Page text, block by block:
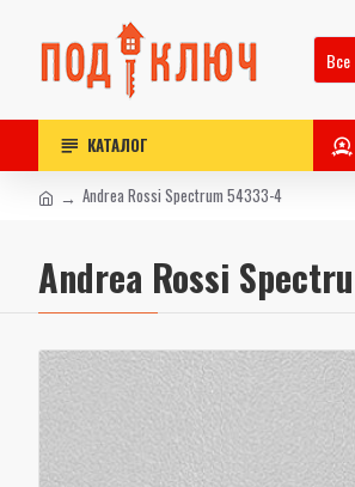
Все
КАТАЛОГ
Andrea Rossi Spectrum 54333-4
Andrea Rossi